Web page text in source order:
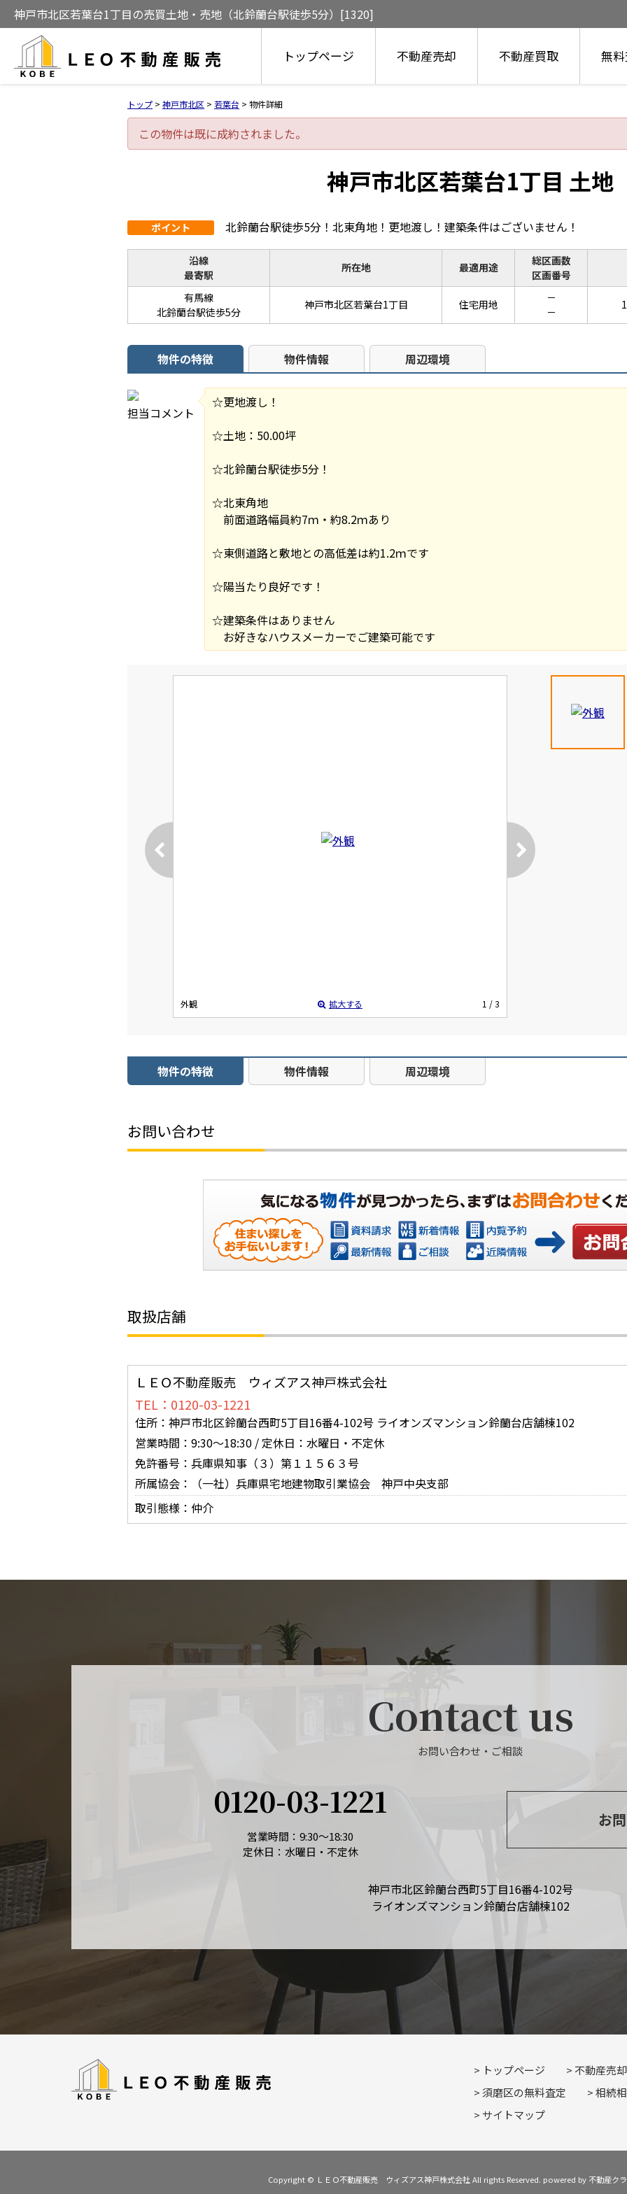
神戸市北区若葉台1丁目の売買土地・売地（北鈴蘭台駅徒歩5分）[1320]
トップページ 不動産売却 不動産買取 無
トップ > 神戸市北区 > 若葉台 > 物件詳細
この物件は既に成約されました。
神戸市北区若葉台1丁目 土地
ポイント 北鈴蘭台駅徒歩5分！北東角地！更地渡し！建築条件はございません！
沿線
最寄駅
所在地 最適用途
総区画数
区画番号
有馬線
北鈴蘭台駅徒歩5分
神戸市北区若葉台1丁目 住宅用地
－
－
物件の特徴 物件情報 周辺環境
担当コメント
☆更地渡し！
☆土地：50.00坪
☆北鈴蘭台駅徒歩5分！
☆北東角地
前面道路幅員約7ｍ・約8.2ｍあり
☆東側道路と敷地との高低差は約1.2ｍです
☆陽当たり良好です！
☆建築条件はありません
お好きなハウスメーカーでご建築可能です
外観 拡大する 1 / 3
物件の特徴 物件情報 周辺環境
お問い合わせ
お問い合
取扱店舗
ＬＥＯ不動産販売 ウィズアス神戸株式会社
TEL：0120-03-1221
住所：神戸市北区鈴蘭台西町5丁目16番4-102号 ライオンズマンション鈴蘭台店舗棟102
営業時間：9:30～18:30 / 定休日：水曜日・不定休
免許番号：兵庫県知事（３）第１１５６３号
所属協会：（一社）兵庫県宅地建物取引業協会 神戸中央支部
取引態様：仲介
Contact us
お問い合わせ・ご相談
0120-03-1221
営業時間：9:30～18:30
定休日：水曜日・不定休
お
神戸市北区鈴蘭台西町5丁目16番4-102号
ライオンズマンション鈴蘭台店舗棟102
トップページ
不動産売却
須磨区の無料査定
相続
サイトマップ
Copyright © ＬＥＯ不動産販売 ウィズアス神戸株式会社 All rights Reserved. powered by 不動産ク